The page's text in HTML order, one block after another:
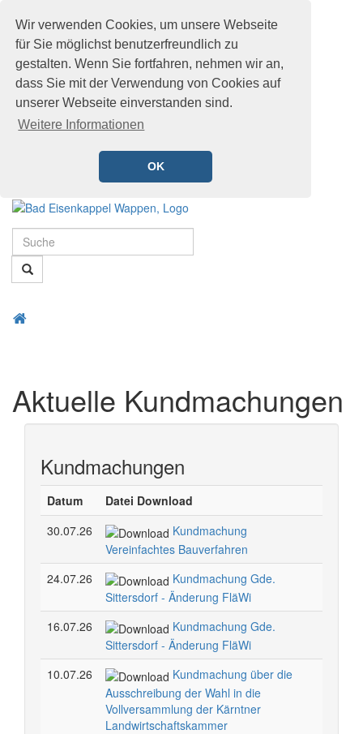
Wir verwenden Cookies, um unsere Webseite
für Sie möglichst benutzerfreundlich zu
gestalten. Wenn Sie fortfahren, nehmen wir an,
dass Sie mit der Verwendung von Cookies auf
unserer Webseite einverstanden sind.
Weitere Informationen
OK
Schnellmenü
Zur
springen,
Accesskey
Zur
springen,
springen,
Accesskey
Kontaktseite
springen,
Accesskey
springen,
Accesskey
Suche
Suche
Schnellmenü
Startseite
Schnellmenü
zurück
Aktuelle Kundmachungen
Kundmachungen
Datum
Datei Download
30.07.26
Kundmachung
Vereinfachtes Bauverfahren
24.07.26
Kundmachung Gde.
Sittersdorf - Änderung FläWi
16.07.26
Kundmachung Gde.
Sittersdorf - Änderung FläWi
10.07.26
Kundmachung über die
Ausschreibung der Wahl in die
Vollversammlung der Kärntner
Landwirtschaftskammer